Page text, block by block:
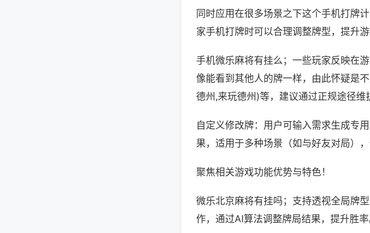
同时应用在很多场景之下这个手机打牌
家手机打牌时可以合理调整牌型，提升
手机微乐麻将有挂么；一些玩家反映在
像能看到其他人的牌一样，由此怀疑是
德州,来玩德州)等，建议通过正规途径维
自定义修改牌：用户可输入需求生成专
果，适用于多种场景（如与好友对局）
聚焦相关游戏功能优势与特色！
微乐北京麻将有挂吗；支持透视全局牌
作，通过AI算法调整牌局结果，提升胜率